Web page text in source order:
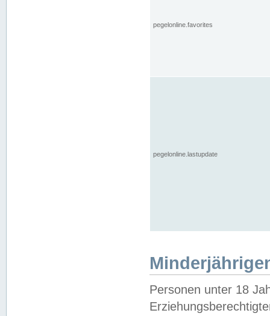
pegelonline.favorites
pegelonline.lastupdate
Personen unter 18